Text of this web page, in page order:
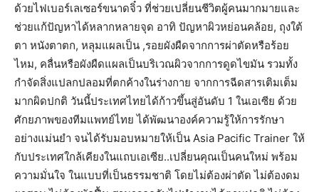
ด้วยไฟเบอร์เลเซอร์ขนาดจิ๋ว ที่ช่วยเปลี่ยนชีวิตผู้คนมากมายและ
ช่วยแก้ปัญหาได้หลากหลายจุด อาทิ ปัญหาผิวหย่อนคล้อย, ถุงใต้
ตา หนังตาตก, หลุมแผลเป็น ,รอยผังผืดจากการผ่าตัดหรือร้อย
ไหม, คลื่นหรือผังผืดแผลเป็นบริเวณผิวจากการดูดไขมัน รวมทั้ง
กำจัดสิ่งแปลกปลอมที่ตกค้างในร่างกาย จากการฉีดสารเติมเต็ม
มากผิดปกติ วันนี้ประเทศไทยได้ก้าวขึ้นสู่อันดับ 1 ในเอเซีย ด้วย
ศักยภาพของทีมแพทย์ไทย ได้พัฒนาองค์ความรู้ให้การรักษา
อย่างแม่นยำ จนได้รับมอบหมายให้เป็น Asia Pacific Trainer ให้
กับประเทศใกล้เคียงในแถบเอเซีย..เปลี่ยนคุณเป็นคนใหม่ พร้อม
ความมั่นใจ ในแบบที่เป็นธรรมชาติ โดยไม่ต้องผ่าตัด ไม่ต้องดม